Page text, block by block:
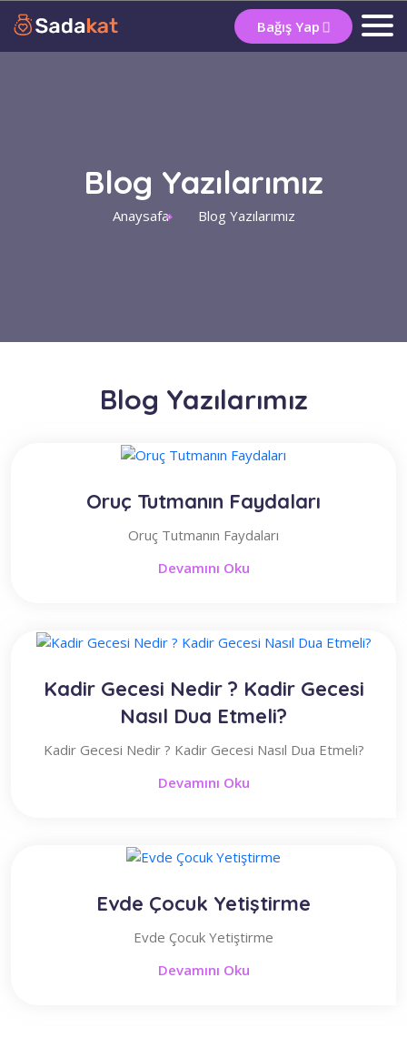
Bağış Yap
Blog Yazılarımız
Anaysafa Blog Yazılarımız
Blog Yazılarımız
Oruç Tutmanın Faydaları
Oruç Tutmanın Faydaları
Devamını Oku
Kadir Gecesi Nedir ? Kadir Gecesi
Nasıl Dua Etmeli?
Kadir Gecesi Nedir ? Kadir Gecesi Nasıl Dua Etmeli?
Devamını Oku
Evde Çocuk Yetiştirme
Evde Çocuk Yetiştirme
Devamını Oku